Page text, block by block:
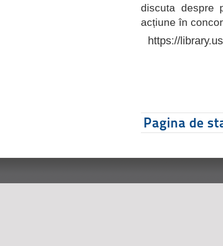
discuta despre
acțiune în
https://
Pagina de